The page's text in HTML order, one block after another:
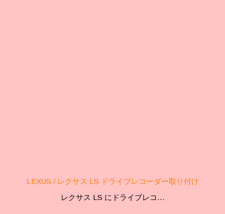
LEXUS / レクサス LS ドライブレコーダー取り付け
レクサス LS にドライブレコ…